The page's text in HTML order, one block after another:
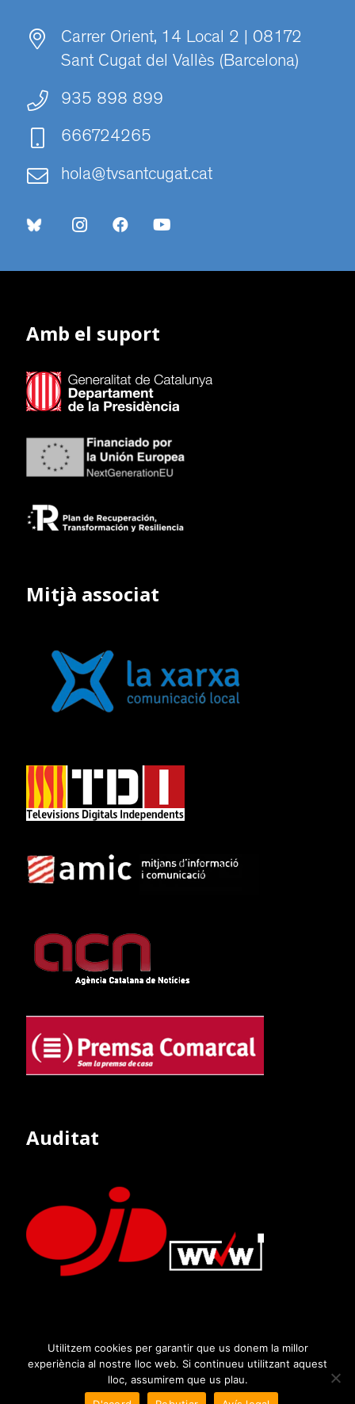
Carrer Orient, 14 Local 2 | 08172
Sant Cugat del Vallès (Barcelona)
935 898 899
666724265
hola@tvsantcugat.cat
Amb el suport
Mitjà associat
Auditat
Utilitzem cookies per garantir que us donem la millor
experiència al nostre lloc web. Si continueu utilitzant aquest
lloc, assumirem que us plau.